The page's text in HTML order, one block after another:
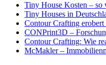
Tiny House Kosten – so
Tiny Houses in
Contour Crafting
CONPrint3D –
Contour Crafting: Wie
McMakler –